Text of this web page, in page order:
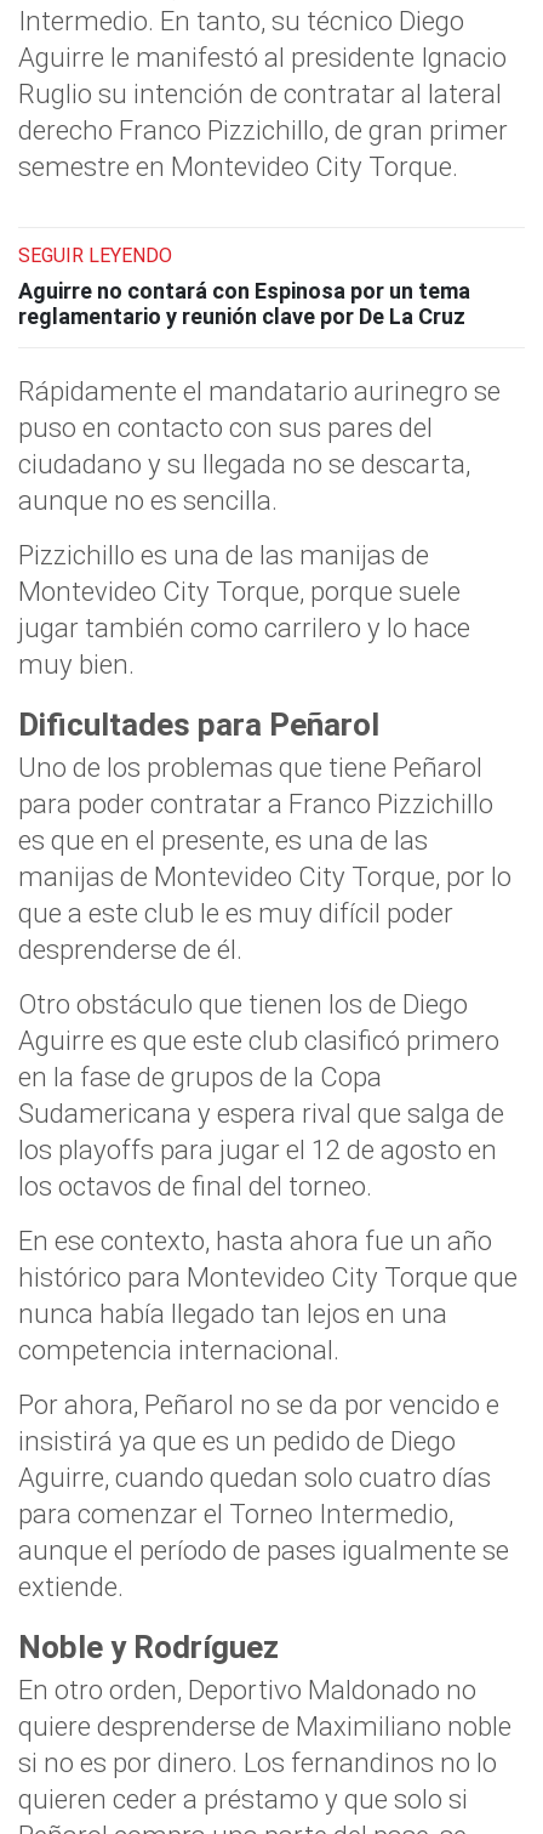
Intermedio. En tanto, su técnico Diego
Aguirre le manifestó al presidente Ignacio
Ruglio su intención de contratar al lateral
derecho Franco Pizzichillo, de gran primer
semestre en Montevideo City Torque.
SEGUIR LEYENDO
Aguirre no contará con Espinosa por un tema
reglamentario y reunión clave por De La Cruz
Rápidamente el mandatario aurinegro se
puso en contacto con sus pares del
ciudadano y su llegada no se descarta,
aunque no es sencilla.
Pizzichillo es una de las manijas de
Montevideo City Torque, porque suele
jugar también como carrilero y lo hace
muy bien.
Dificultades para Peñarol
Uno de los problemas que tiene Peñarol
para poder contratar a Franco Pizzichillo
es que en el presente, es una de las
manijas de Montevideo City Torque, por lo
que a este club le es muy difícil poder
desprenderse de él.
Otro obstáculo que tienen los de Diego
Aguirre es que este club clasificó primero
en la fase de grupos de la Copa
Sudamericana y espera rival que salga de
los playoffs para jugar el 12 de agosto en
los octavos de final del torneo.
En ese contexto, hasta ahora fue un año
histórico para Montevideo City Torque que
nunca había llegado tan lejos en una
competencia internacional.
Por ahora, Peñarol no se da por vencido e
insistirá ya que es un pedido de Diego
Aguirre, cuando quedan solo cuatro días
para comenzar el Torneo Intermedio,
aunque el período de pases igualmente se
extiende.
Noble y Rodríguez
En otro orden, Deportivo Maldonado no
quiere desprenderse de Maximiliano noble
si no es por dinero. Los fernandinos no lo
quieren ceder a préstamo y que solo si